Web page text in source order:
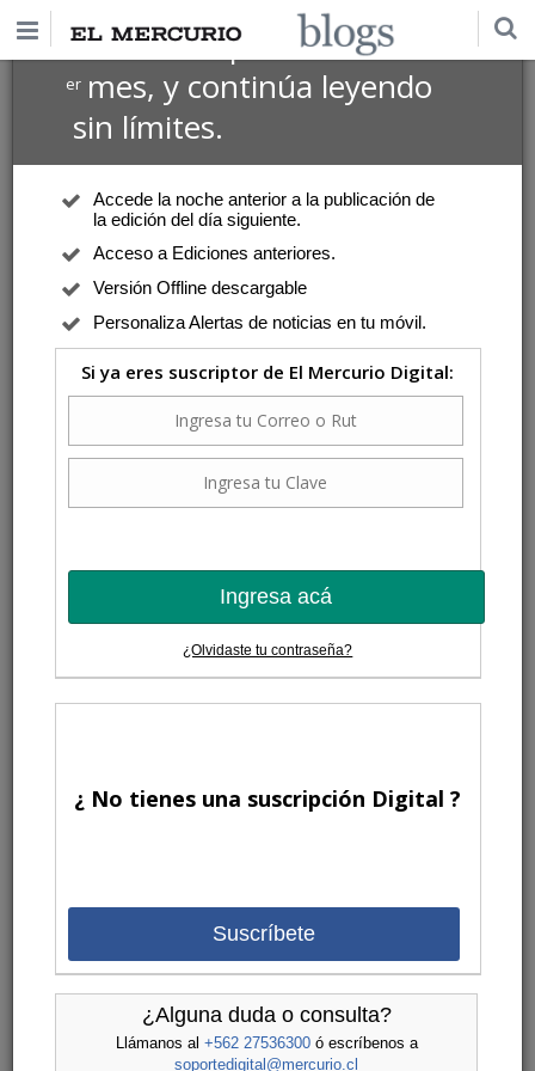
Suscríbete por $1 USD
ermes, y continúa leyendo
sin límites.
Accede la noche anterior a la publicación de
la edición del día siguiente.
Acceso a Ediciones anteriores.
Versión Offline descargable
Personaliza Alertas de noticias en tu móvil.
Si ya eres suscriptor de El Mercurio Digital:
Ingresa acá
¿Olvidaste tu contraseña?
¿ No tienes una suscripción Digital ?
Suscríbete
¿Alguna duda o consulta?
Llámanos al +562 27536300ó escríbenos a
soportedigital@mercurio.cl